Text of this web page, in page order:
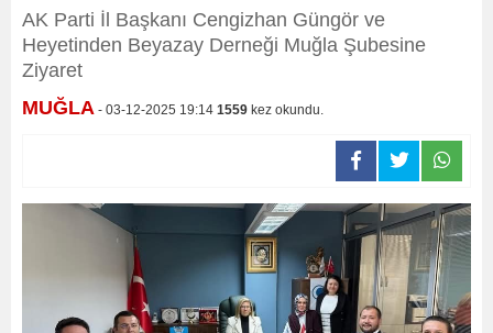
AK Parti İl Başkanı Cengizhan Güngör ve
Heyetinden Beyazay Derneği Muğla Şubesine
Ziyaret
MUĞLA - 03-12-2025 19:14 1559 kez okundu.